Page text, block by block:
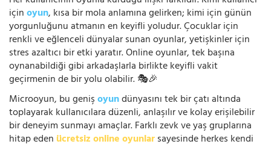
içinoyun, kısa bir mola anlamına gelirken; kimi için günün
yorgunluğunu atmanın en keyifli yoludur. Çocuklar için
renkli ve eğlenceli dünyalar sunan oyunlar, yetişkinler için
stres azaltıcı bir etki yaratır. Online oyunlar, tek başına
oynanabildiği gibi arkadaşlarla birlikte keyifli vakit
geçirmenin de bir yolu olabilir. 🎭🎉
Microoyun, bu genişoyundünyasını tek bir çatı altında
toplayarak kullanıcılara düzenli, anlaşılır ve kolay erişilebilir
bir deneyim sunmayı amaçlar. Farklı zevk ve yaş gruplarına
hitap eden ücretsiz online oyunlarsayesinde herkes kendi